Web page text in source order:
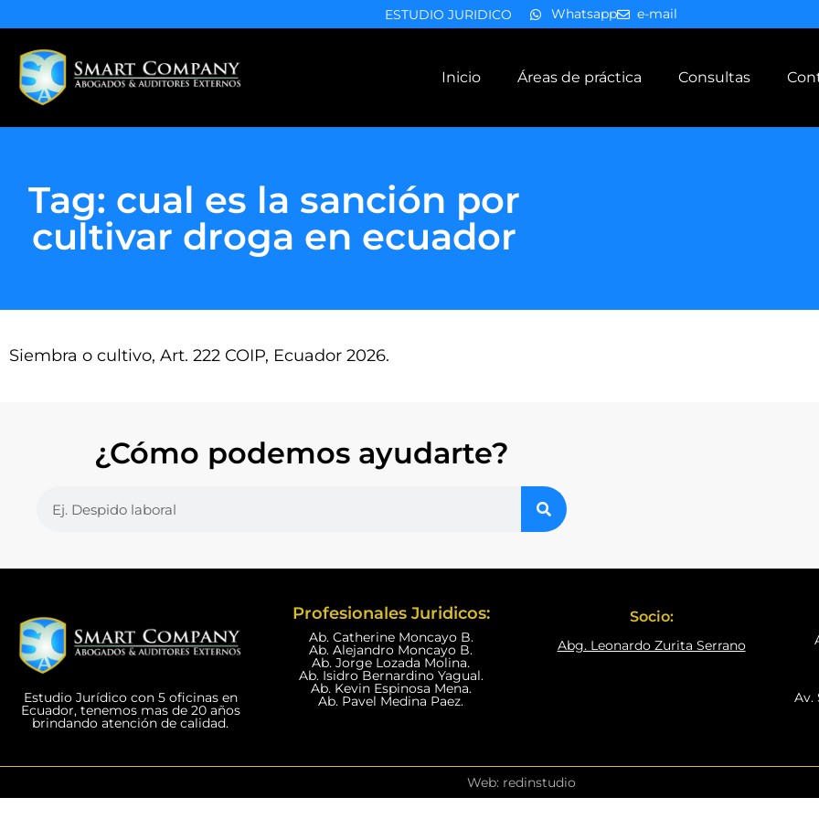
ESTUDIO JURIDICO Whatsapp e-mail
Inicio Áreas de práctica Consultas
Tag: cual es la sanción por
cultivar droga en ecuador
Siembra o cultivo, Art. 222 COIP, Ecuador 2026.
¿Cómo podemos ayudarte?
Estudio Jurídico con 5 oficinas en
Ecuador, tenemos mas de 20 años
brindando atención de calidad.
Profesionales Juridicos:
Ab. Catherine Moncayo B.
Ab. Alejandro Moncayo B.
Ab. Jorge Lozada Molina.
Ab. Isidro Bernardino Yagual.
Ab. Kevin Espinosa Mena.
Ab. Pavel Medina Paez.
Socio:
Abg. Leonardo Zurita Serrano
Av.
Web: redinstudio